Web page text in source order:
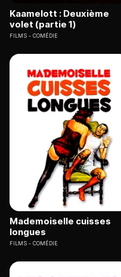
Kaamelott : Deuxième
volet (partie 1)
FILMS COMÉDIE
Mademoiselle cuisses
longues
FILMS COMÉDIE